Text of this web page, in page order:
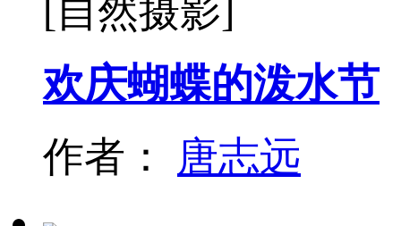
[自然摄影]
欢庆蝴蝶的泼水节
作者： 唐志远